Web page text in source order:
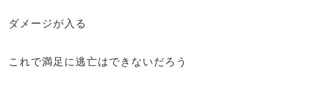
ダメージが入る
これで満足に逃亡はできないだろう